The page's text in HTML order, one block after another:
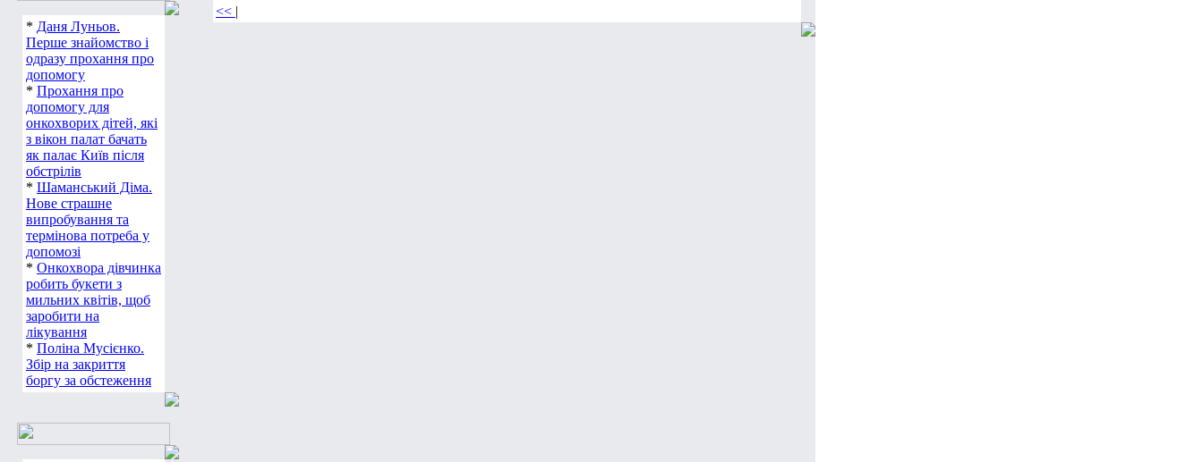
* Даня Луньов.
Перше знайомство і
одразу прохання про
допомогу
* Прохання про
допомогу для
онкохворих дітей, які
з вікон палат бачать
як палає Київ після
обстрілів
* Шаманський Діма.
Нове страшне
випробування та
термінова потреба у
допомозі
* Онкохвора дівчинка
робить букети з
мильних квітів, щоб
заробити на
лікування
* Поліна Мусієнко.
Збір на закриття
боргу за обстеження
<< |